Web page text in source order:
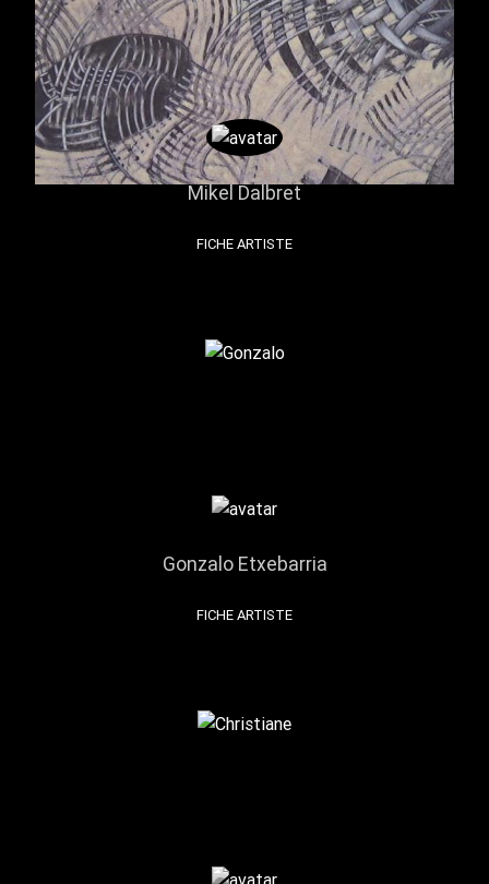
Mikel Dalbret
FICHE ARTISTE
Gonzalo Etxebarria
FICHE ARTISTE